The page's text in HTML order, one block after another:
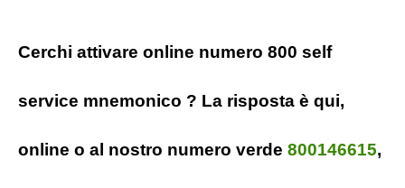
Cerchi attivare online numero 800 self
service mnemonico ? La risposta è qui,
online o al nostro numero verde 800146615,